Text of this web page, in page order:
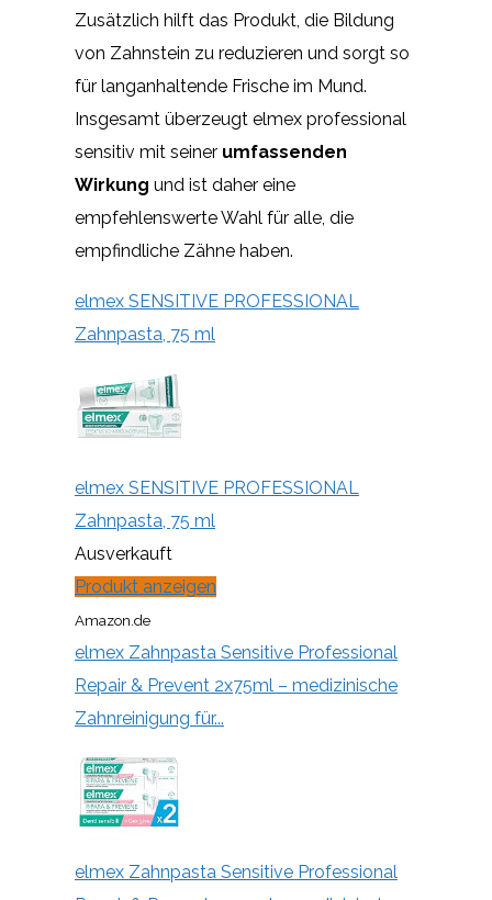
Zusätzlich hilft das Produkt, die Bildung
von Zahnstein zu reduzieren und sorgt so
für langanhaltende Frische im Mund.
Insgesamt überzeugt elmex professional
sensitiv mit seiner umfassenden
Wirkung und ist daher eine
empfehlenswerte Wahl für alle, die
empfindliche Zähne haben.
elmex SENSITIVE PROFESSIONAL
Zahnpasta, 75 ml
elmex SENSITIVE PROFESSIONAL
Zahnpasta, 75 ml
Ausverkauft
Produkt anzeigen
Amazon.de
elmex Zahnpasta Sensitive Professional
Repair & Prevent 2x75ml – medizinische
Zahnreinigung für...
elmex Zahnpasta Sensitive Professional